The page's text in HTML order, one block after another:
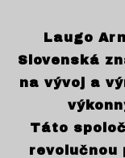
Laugo
Slovenská
na vývoj a
Táto